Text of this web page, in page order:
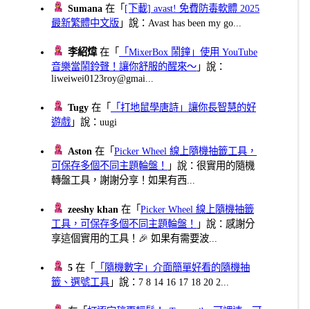
Sumana 在「 [下載] avast! 免費防毒軟體 2025
最新繁體中文版 」說：Avast has been my go...
李紹煒在「
「MixerBox 鬧鐘」使用 YouTube
音樂當鬧鈴聲！讓你舒服的醒來～ 」說：
liweiwei0123roy@gmai...
Tugy 在「
「打地鼠學唐詩」讓你長智慧的好
遊戲 」說：uugi
Aston 在「Picker Wheel 線上隨機抽籤工具，
可保存多個不同主題輪盤！
」說：很實用的隨機
轉盤工具，謝謝分享！如果有西...
zeeshy khan 在「Picker Wheel 線上隨機抽籤
工具，可保存多個不同主題輪盤！
」說：感謝分
享這個實用的工具！🎉 如果有需要波...
5 在「
「隨機數字」介面簡單好看的隨機抽
籤、選號工具 」說：7 8 14 16 17 18 20 2...